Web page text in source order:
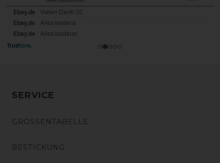
SERVICE
GRÖSSENTABELLE
BESTICKUNG